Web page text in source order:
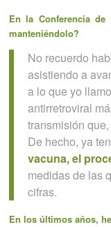
En la Conferencia de
manteniéndolo?
No recuerdo
asistiendo a
a lo que yo
antirretroviral
transmisión
De hecho, ya
vacuna, el
medidas de las
cifras.
En los últimos años,
en